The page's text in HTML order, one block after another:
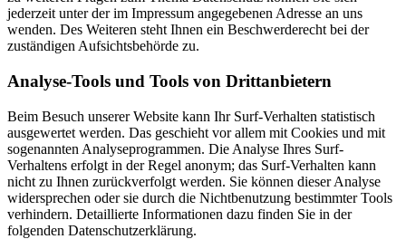
jederzeit unter der im Impressum angegebenen Adresse an uns
wenden. Des Weiteren steht Ihnen ein Beschwerderecht bei der
zuständigen Aufsichtsbehörde zu.
Analyse-Tools und Tools von Drittanbietern
Beim Besuch unserer Website kann Ihr Surf-Verhalten statistisch
ausgewertet werden. Das geschieht vor allem mit Cookies und mit
sogenannten Analyseprogrammen. Die Analyse Ihres Surf-
Verhaltens erfolgt in der Regel anonym; das Surf-Verhalten kann
nicht zu Ihnen zurückverfolgt werden. Sie können dieser Analyse
widersprechen oder sie durch die Nichtbenutzung bestimmter Tools
verhindern. Detaillierte Informationen dazu finden Sie in der
folgenden Datenschutzerklärung.